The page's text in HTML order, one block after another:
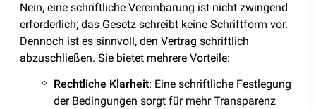
Nein, eine schriftliche Vereinbarung ist nicht zwingend
erforderlich; das Gesetz schreibt keine Schriftform vor.
Dennoch ist es sinnvoll, den Vertrag schriftlich
abzuschließen. Sie bietet mehrere Vorteile:
Rechtliche Klarheit: Eine schriftliche Festlegung
der Bedingungen sorgt für mehr Transparenz